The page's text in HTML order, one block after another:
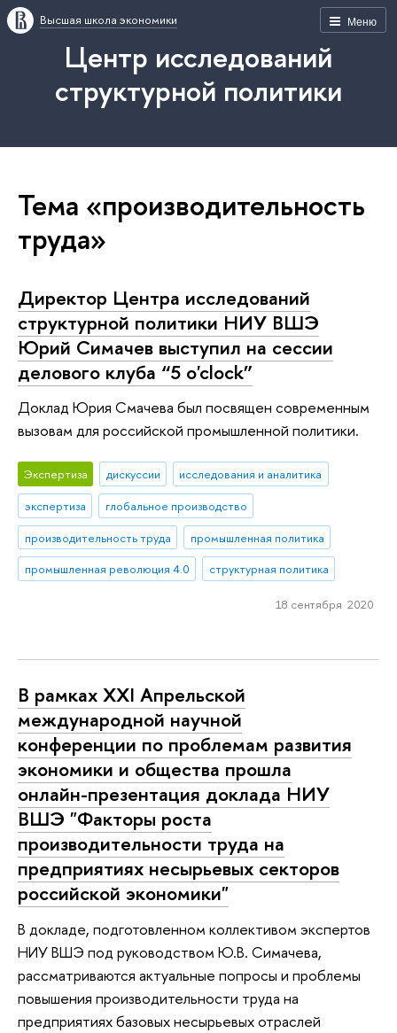
Меню
Высшая школа экономики
Центр исследований
структурной политики
Тема «производительность
труда»
Директор Центра исследований
структурной политики НИУ ВШЭ
Юрий Симачев выступил на сессии
делового клуба “5 o'clock”
Доклад Юрия Смачева был посвящен современным
вызовам для российской промышленной политики.
Экспертиза дискуссии
исследования и аналитика
экспертиза
глобальное производство
производительность труда
промышленная политика
промышленная революция 4.0
структурная политика
18 сентября 2020
В рамках XXI Апрельской
международной научной
конференции по проблемам развития
экономики и общества прошла
онлайн-презентация доклада НИУ
ВШЭ "Факторы роста
производительности труда на
предприятиях несырьевых секторов
российской экономики"
В докладе, подготовленном коллективом экспертов
НИУ ВШЭ под руководством Ю.В. Симачева,
рассматриваются актуальные попросы и проблемы
повышения производительности труда на
предприятиях базовых несырьевых отраслей